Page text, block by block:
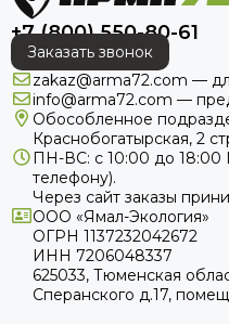
+7 (800) 550-80-61
Заказать звонок
zakaz@arma72.com —
info@arma72.com —
Обособленное
Краснобогатырская, 2
ПН-ВС: с 10:00 до 18:00
телефону).
Через сайт заказы
ООО «Ямал-Экология»
ОГРН 1137232042672
ИНН 7206048337
625033, Тюменская
Сперанского д.17,